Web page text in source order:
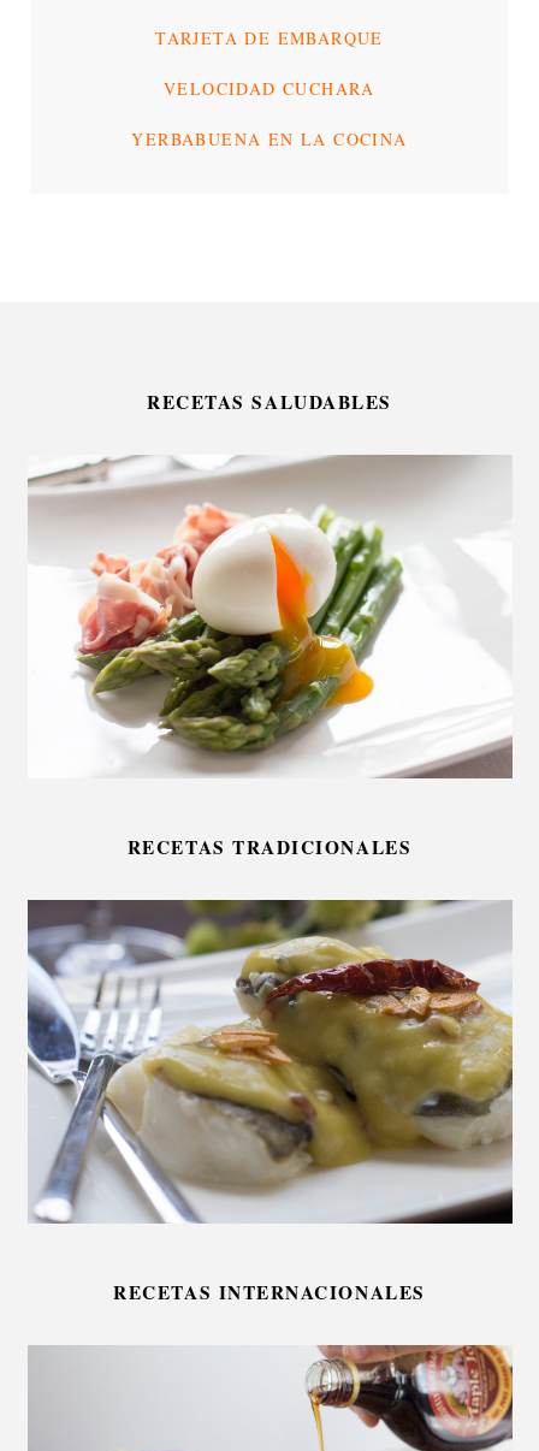
TARJETA DE EMBARQUE
VELOCIDAD CUCHARA
YERBABUENA EN LA COCINA
RECETAS SALUDABLES
RECETAS TRADICIONALES
RECETAS INTERNACIONALES